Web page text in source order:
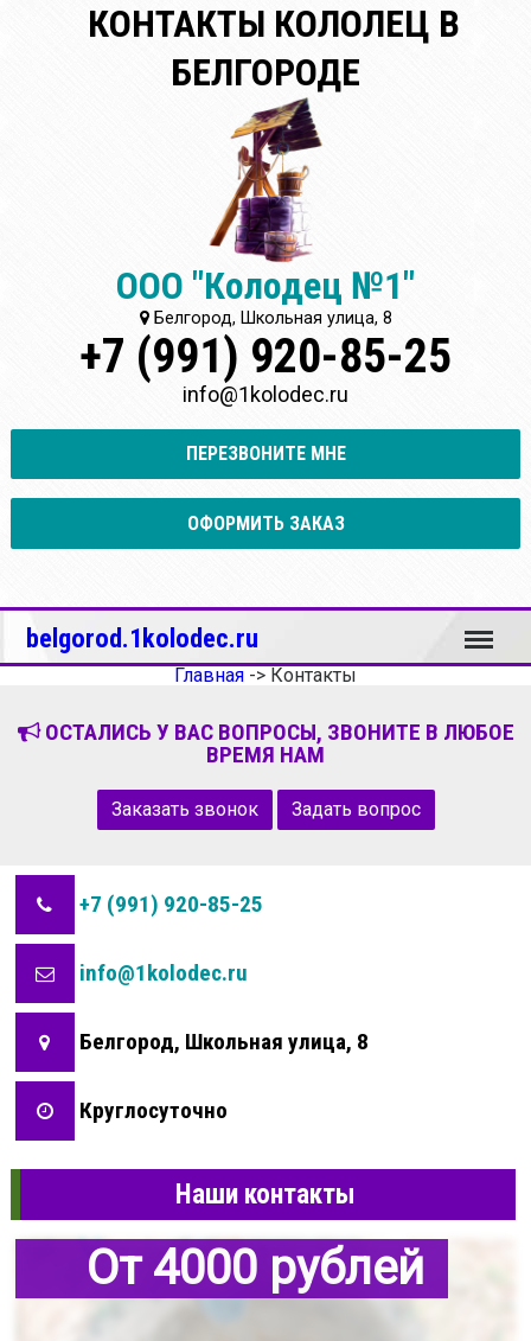
КОНТАКТЫ КОЛОЛЕЦ В
БЕЛГОРОДЕ
ООО "Колодец №1"
Белгород, Школьная улица, 8
+7 (991) 920-85-25
info@1kolodec.ru
ПЕРЕЗВОНИТЕ МНЕ
ОФОРМИТЬ ЗАКАЗ
belgorod.1kolodec.ru Меню
Главная -> Контакты
ОСТАЛИСЬ У ВАС ВОПРОСЫ, ЗВОНИТЕ В ЛЮБОЕ
ВРЕМЯ НАМ
Заказать звонок Задать вопрос
+7 (991) 920-85-25
info@1kolodec.ru
Белгород, Школьная улица, 8
Круглосуточно
Наши контакты
От 4000 рублей